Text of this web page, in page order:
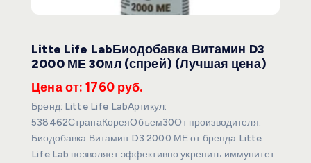
Litte Life LabБиодобавка Витамин D3
2000 МЕ 30мл (спрей) (Лучшая цена)
Цена от: 1760 руб.
Бренд: Litte Life LabАртикул:
538462СтранаКореяОбъем30От производителя:
Биодобавка Витамин D3 2000 МЕ от бренда Litte
Life Lab позволяет эффективно укрепить иммунитет